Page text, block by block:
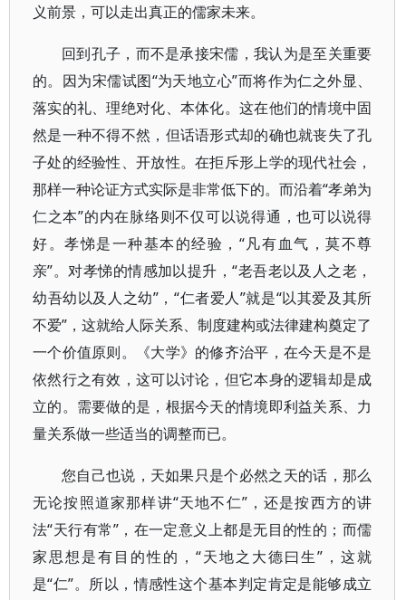
义前景，可以走出真正的儒家未来。
回到孔子，而不是承接宋儒，我认为是至关重要
的。因为宋儒试图“为天地立心”而将作为仁之外显、
落实的礼、理绝对化、本体化。这在他们的情境中固
然是一种不得不然，但话语形式却的确也就丧失了孔
子处的经验性、开放性。在拒斥形上学的现代社会，
那样一种论证方式实际是非常低下的。而沿着“孝弟为
仁之本”的内在脉络则不仅可以说得通，也可以说得
好。孝悌是一种基本的经验，“凡有血气，莫不尊
亲”。对孝悌的情感加以提升，“老吾老以及人之老，
幼吾幼以及人之幼”，“仁者爱人”就是“以其爱及其所
不爱”，这就给人际关系、制度建构或法律建构奠定了
一个价值原则。《大学》的修齐治平，在今天是不是
依然行之有效，这可以讨论，但它本身的逻辑却是成
立的。需要做的是，根据今天的情境即利益关系、力
量关系做一些适当的调整而已。
您自己也说，天如果只是个必然之天的话，那么
无论按照道家那样讲“天地不仁”，还是按西方的讲
法“天行有常”，在一定意义上都是无目的性的；而儒
家思想是有目的性的，“天地之大德曰生”，这就
是“仁”。所以，情感性这个基本判定肯定是能够成立